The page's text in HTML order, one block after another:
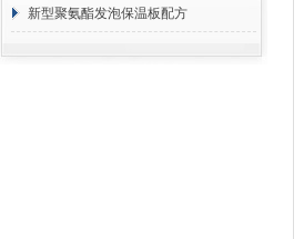
方 价格计算
新型聚氨酯发泡保温板配方